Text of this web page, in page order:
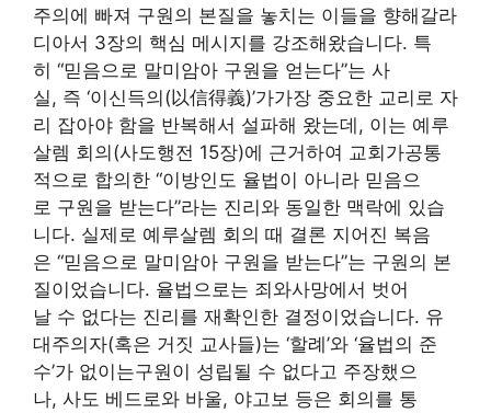
주의에 빠져 구원의 본질을 놓치는 이들을 향해갈라
디아서 3장의 핵심 메시지를 강조해왔습니다. 특
히 “믿음으로 말미암아 구원을 얻는다”는 사
실, 즉 ‘이신득의(以信得義)’가가장 중요한 교리로 자
리 잡아야 함을 반복해서 설파해 왔는데, 이는 예루
살렘 회의(사도행전 15장)에 근거하여 교회가공통
적으로 합의한 “이방인도 율법이 아니라 믿음으
로 구원을 받는다”라는 진리와 동일한 맥락에 있습
니다. 실제로 예루살렘 회의 때 결론 지어진 복음
은 “믿음으로 말미암아 구원을 받는다”는 구원의 본
질이었습니다. 율법으로는 죄와사망에서 벗어
날 수 없다는 진리를 재확인한 결정이었습니다. 유
대주의자(혹은 거짓 교사들)는 ‘할례’와 ‘율법의 준
수’가 없이는구원이 성립될 수 없다고 주장했으
나, 사도 베드로와 바울, 야고보 등은 회의를 통